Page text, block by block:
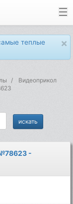
×
теплые
Видеоприкол
-